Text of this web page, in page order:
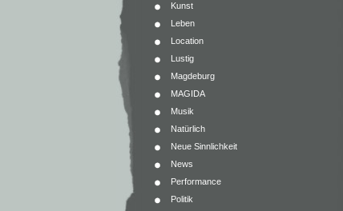
Kunst
Leben
Location
Lustig
Magdeburg
MAGIDA
Musik
Natürlich
Neue Sinnlichkeit
News
Performance
Politik